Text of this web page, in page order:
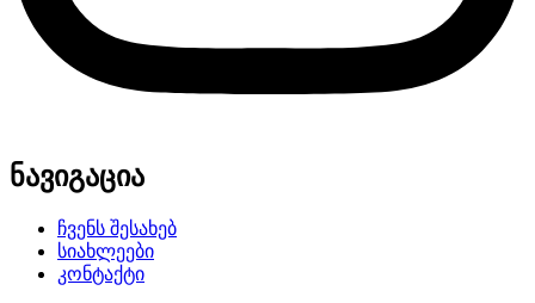
ნავიგაცია
ჩვენს შესახებ
სიახლეები
კონტაქტი